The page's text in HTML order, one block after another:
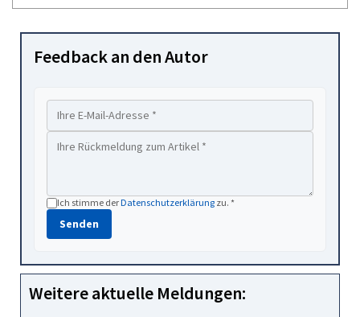
Feedback an den Autor
Ich stimme derDatenschutzerklärung zu. *
Senden
Weitere aktuelle Meldungen: